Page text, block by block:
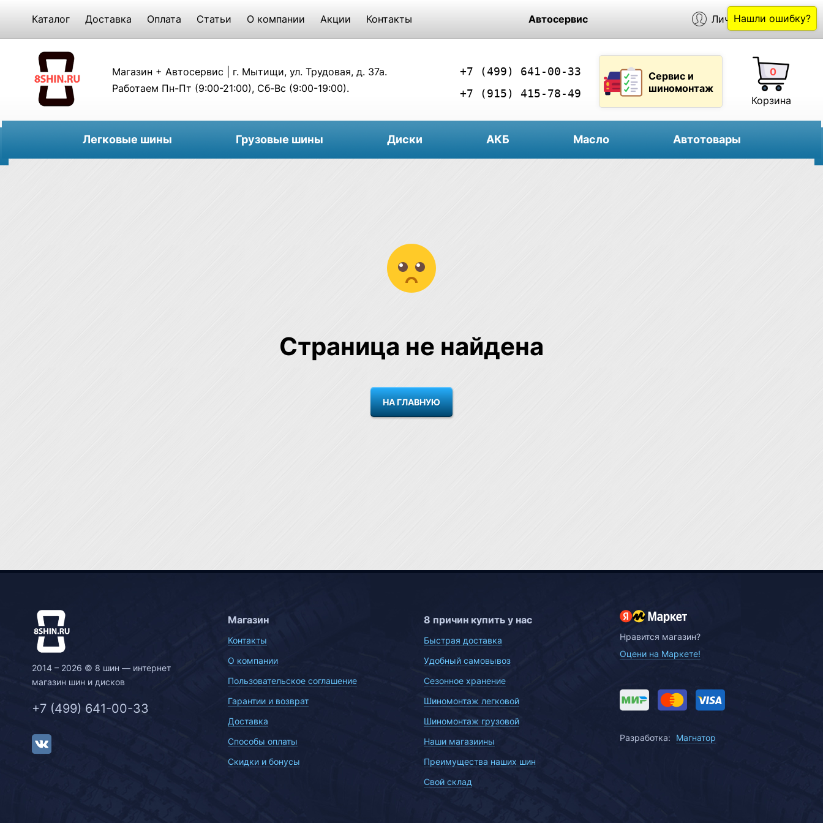
Каталог Доставка Оплата Статьи О компании Акции Контакты Автосервис Личный кабинет
Магазин + Автосервис | г. Мытищи, ул. Трудовая, д. 37а.
Работаем Пн-Пт (9:00-21:00), Сб-Вс (9:00-19:00).
+7 (499) 641-00-33
+7 (915) 415-78-49
Сервис и
шиномонтаж
0
Корзина
Легковые шины Грузовые шины Диски АКБ Масло Автотовары
Страница не найдена
НА ГЛАВНУЮ
2014 – 2026 © 8 шин — интернет
магазин шин и дисков
+7 (499) 641-00-33
Магазин
Контакты
О компании
Пользовательское соглашение
Гарантии и возврат
Доставка
Способы оплаты
Скидки и бонусы
8 причин купить у нас
Быстрая доставка
Удобный самовывоз
Сезонное хранение
Шиномонтаж легковой
Шиномонтаж грузовой
Наши магазиины
Преимущества наших шин
Свой склад
Нравится магазин?
Оцени на Маркете!
Разработка: Магнатор
Нашли ошибку?